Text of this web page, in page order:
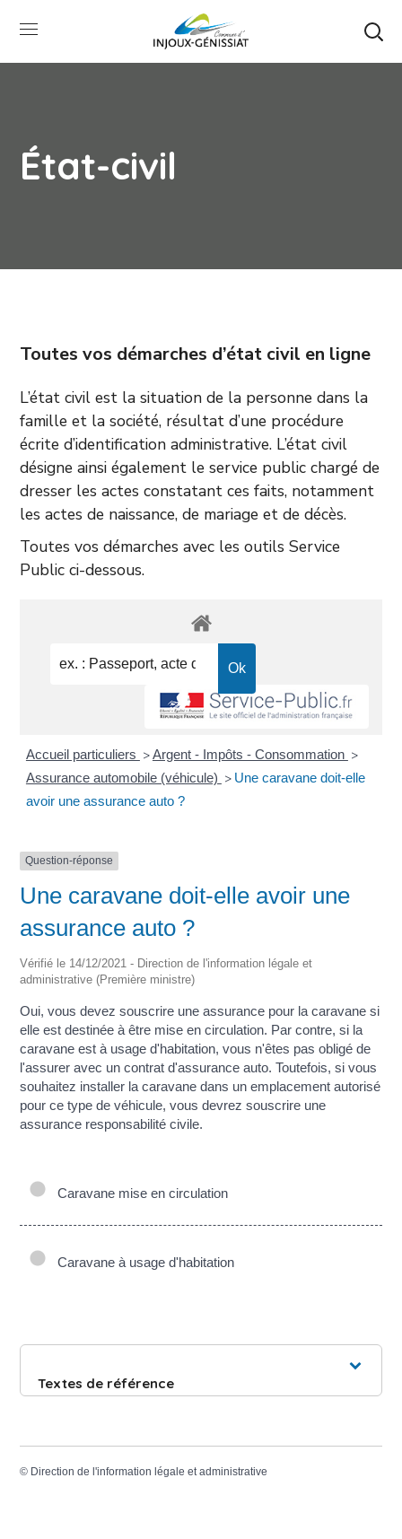
État-civil
Toutes vos démarches d’état civil en ligne
L’état civil est la situation de la personne dans la
famille et la société, résultat d’une procédure
écrite d’identification administrative. L’état civil
désigne ainsi également le service public chargé de
dresser les actes constatant ces faits, notamment
les actes de naissance, de mariage et de décès.
Toutes vos démarches avec les outils Service
Public ci-dessous.
Accueil particuliers >Argent - Impôts - Consommation >
Assurance automobile (véhicule) > Une caravane doit-elle
avoir une assurance auto ?
Question-réponse
Une caravane doit-elle avoir une
assurance auto ?
Vérifié le 14/12/2021 - Direction de l'information légale et
administrative (Première ministre)
Oui, vous devez souscrire une assurance pour la caravane si
elle est destinée à être mise en circulation. Par contre, si la
caravane est à usage d'habitation, vous n'êtes pas obligé de
l'assurer avec un contrat d'assurance auto. Toutefois, si vous
souhaitez installer la caravane dans un emplacement autorisé
pour ce type de véhicule, vous devrez souscrire une
assurance responsabilité civile.
Caravane mise en circulation
Caravane à usage d'habitation
Textes de référence
© Direction de l'information légale et administrative